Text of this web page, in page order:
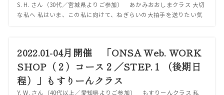
S. H. さん（30代／宮城県よりご参加） あかみおおしまクラス 大切
な私へ 私はいま、この私に向けて、ねぎらいの大拍手を送りたい気
2022.01-04月開催 「ONSA Web. WORK
SHOP（２）コース２／STEP.１（後期日
程）」もすりーんクラス
Y. W. さん（40代以上／愛知県よりご参加） もすりーんクラス 私